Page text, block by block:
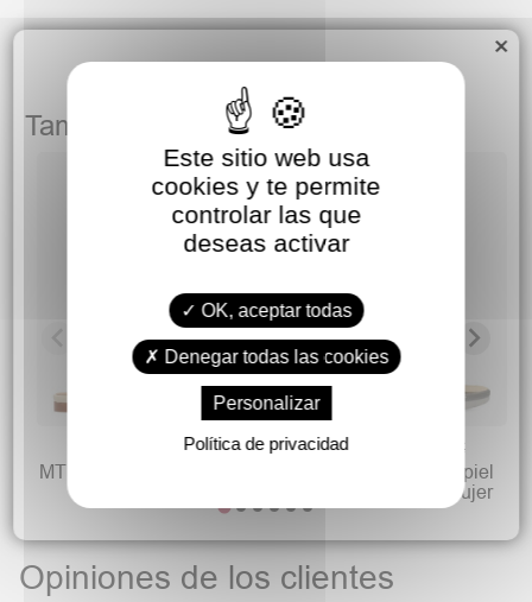
También podría gustarte
69,95 €
MTNG Sandalia plana piel
24,90 € 61,90 €
FLY FLOT Sandalia piel
cómoda ajustable mujer
Opiniones de los clientes
×
Este sitio web usa
cookies y te permite
controlar las que
deseas activar
OK, aceptar todas
Denegar todas las cookies
Personalizar
Política de privacidad